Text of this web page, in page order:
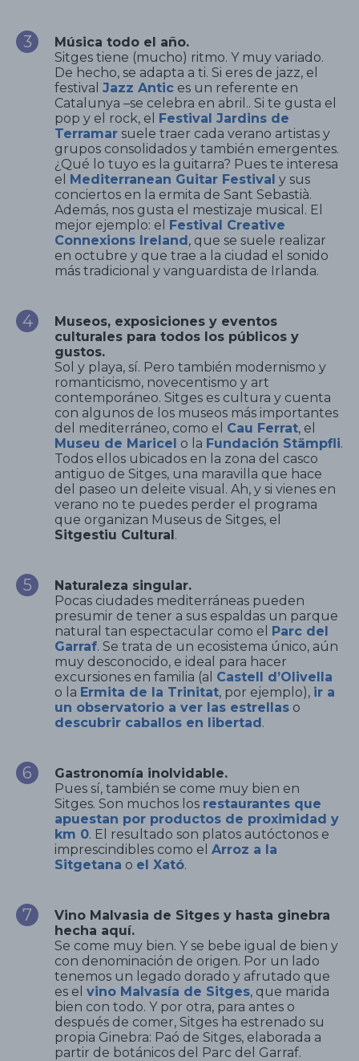
Música todo el año.
Sitges tiene (mucho) ritmo. Y muy variado.
De hecho, se adapta a ti. Si eres de jazz, el
festival Jazz Antic es un referente en
Catalunya –se celebra en abril.. Si te gusta el
pop y el rock, el Festival Jardins de
Terramar suele traer cada verano artistas y
grupos consolidados y también emergentes.
¿Qué lo tuyo es la guitarra? Pues te interesa
el Mediterranean Guitar Festival y sus
conciertos en la ermita de Sant Sebastià.
Además, nos gusta el mestizaje musical. El
mejor ejemplo: el Festival Creative
Connexions Ireland, que se suele realizar
en octubre y que trae a la ciudad el sonido
más tradicional y vanguardista de Irlanda.
Museos, exposiciones y eventos
culturales para todos los públicos y
gustos.
Sol y playa, sí. Pero también modernismo y
romanticismo, novecentismo y art
contemporáneo. Sitges es cultura y cuenta
con algunos de los museos más importantes
del mediterráneo, como el Cau Ferrat, el
Museu de Maricel o la Fundación Stämpfli.
Todos ellos ubicados en la zona del casco
antiguo de Sitges, una maravilla que hace
del paseo un deleite visual. Ah, y si vienes en
verano no te puedes perder el programa
que organizan Museus de Sitges, el
Sitgestiu Cultural.
Naturaleza singular.
Pocas ciudades mediterráneas pueden
presumir de tener a sus espaldas un parque
natural tan espectacular como el Parc del
Garraf. Se trata de un ecosistema único, aún
muy desconocido, e ideal para hacer
excursiones en familia (al Castell d’Olivella
o la Ermita de la Trinitat, por ejemplo), ir a
un observatorio a ver las estrellas o
descubrir caballos en libertad.
Gastronomía inolvidable.
Pues sí, también se come muy bien en
Sitges. Son muchos los restaurantes que
apuestan por productos de proximidad y
km 0. El resultado son platos autóctonos e
imprescindibles como el Arroz a la
Sitgetana o el Xató.
Vino Malvasia de Sitges y hasta ginebra
hecha aquí.
Se come muy bien. Y se bebe igual de bien y
con denominación de origen. Por un lado
tenemos un legado dorado y afrutado que
es el vino Malvasía de Sitges, que marida
bien con todo. Y por otra, para antes o
después de comer, Sitges ha estrenado su
propia Ginebra: Paó de Sitges, elaborada a
partir de botánicos del Parc del Garraf.